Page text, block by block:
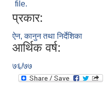
file.
प्रकार:
ऐन, कानुन तथा निर्देशिका
आर्थिक वर्ष:
७६/७७